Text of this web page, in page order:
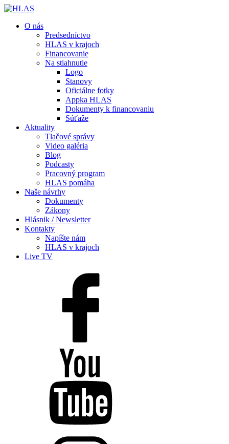
O nás
Predsedníctvo
HLAS v krajoch
Financovanie
Na stiahnutie
Logo
Stanovy
Oficiálne fotky
Appka HLAS
Dokumenty k financovaniu
Súťaže
Aktuality
Tlačové správy
Video galéria
Blog
Podcasty
Pracovný program
HLAS pomáha
Naše návrhy
Dokumenty
Zákony
Hlásnik / Newsletter
Kontakty
Napíšte nám
HLAS v krajoch
Live TV